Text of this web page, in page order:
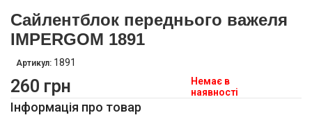
Сайлентблок переднього важеля
IMPERGOM 1891
Артикул: 1891
260 грн
Немає в
наявності
Інформація про товар